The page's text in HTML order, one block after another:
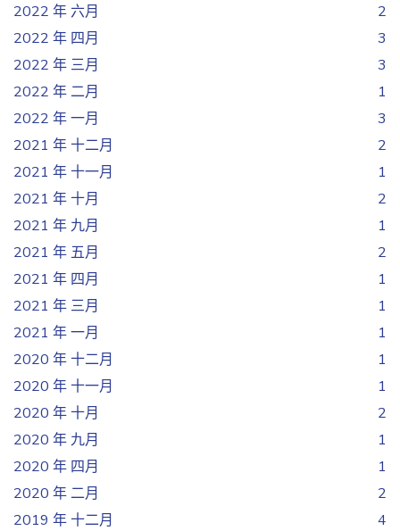
2022 年 六月
2
2022 年 四月
3
2022 年 三月
3
2022 年 二月
1
2022 年 一月
3
2021 年 十二月
2
2021 年 十一月
1
2021 年 十月
2
2021 年 九月
1
2021 年 五月
2
2021 年 四月
1
2021 年 三月
1
2021 年 一月
1
2020 年 十二月
1
2020 年 十一月
1
2020 年 十月
2
2020 年 九月
1
2020 年 四月
1
2020 年 二月
2
2019 年 十二月
4